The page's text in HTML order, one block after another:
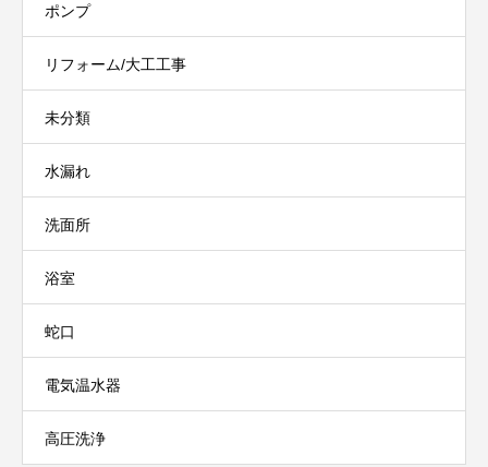
ポンプ
リフォーム/大工工事
未分類
水漏れ
洗面所
浴室
蛇口
電気温水器
高圧洗浄